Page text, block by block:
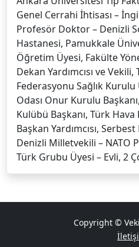
Genel Cerrahi İhtisası –
Profesör Doktor – Denizli
Hastanesi, Pamukkale
Öğretim Üyesi, Fakülte
Dekan Yardımcısı ve
Federasyonu Sağlık
Odası Onur Kurulu
Kulübü Başkanı, Türk
Başkan Yardımcısı,
Denizli Milletvekili – NATO
Türk Grubu Üyesi – Evli, 2
Copyright ©